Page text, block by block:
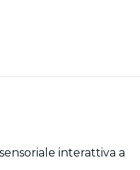
interattiva a